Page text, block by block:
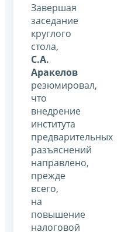
Завершая
заседание
круглого
стола,
С.А.
Аракелов
резюмировал,
что
внедрение
института
предварительных
разъяснений
направлено,
прежде
всего,
на
повышение
налоговой